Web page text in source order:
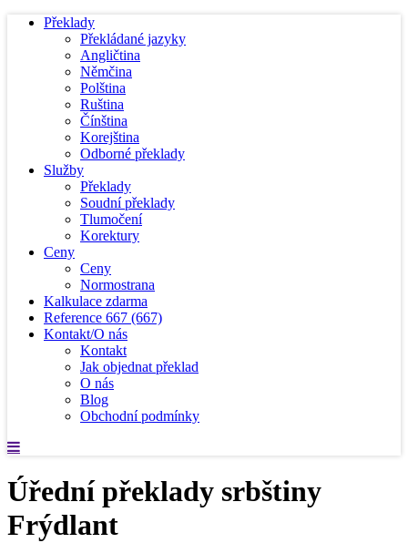
Překlady
Překládané jazyky
Angličtina
Němčina
Polština
Ruština
Čínština
Korejština
Odborné překlady
Služby
Překlady
Soudní překlady
Tlumočení
Korektury
Ceny
Ceny
Normostrana
Kalkulace zdarma
Reference 667 (667)
Kontakt/O nás
Kontakt
Jak objednat překlad
O nás
Blog
Obchodní podmínky
Úřední překlady srbštiny
Frýdlant